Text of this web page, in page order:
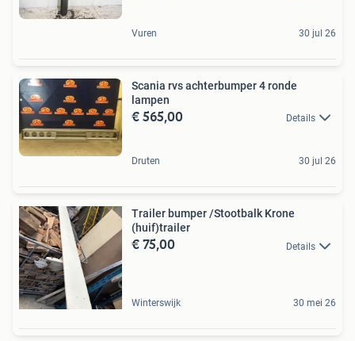
Vuren 30 jul 26
Scania rvs achterbumper 4 ronde
lampen
€ 565,00 Details
Druten 30 jul 26
Trailer bumper /Stootbalk Krone
(huif)trailer
€ 75,00 Details
Winterswijk 30 mei 26